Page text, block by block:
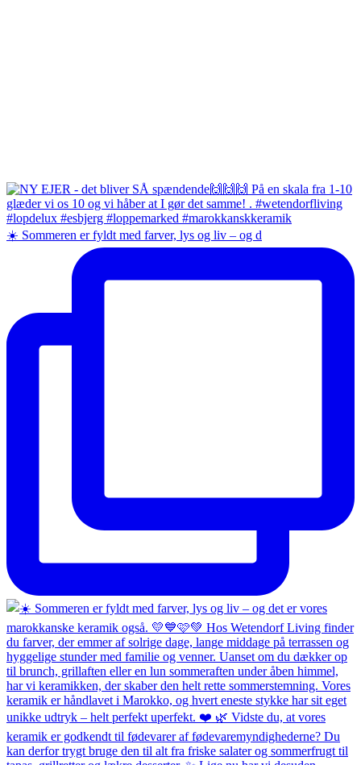
☀️ Sommeren er fyldt med farver, lys og liv – og d